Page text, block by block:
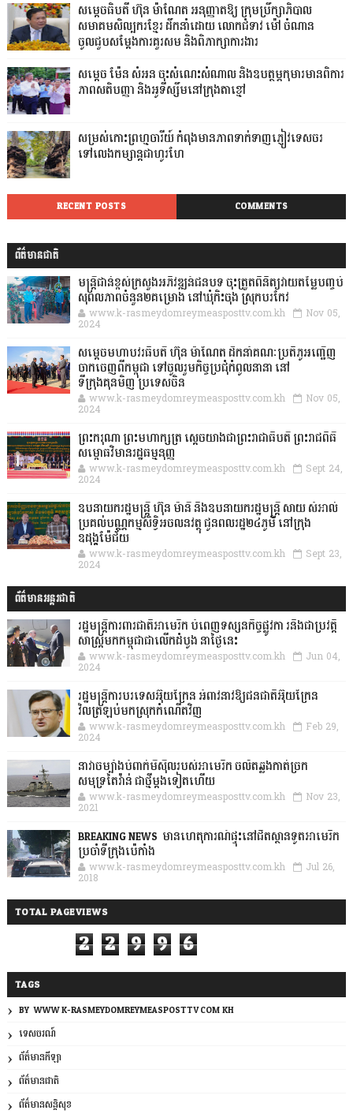
សម្តេចធិបតី ហ៊ុន ម៉ាណែត អនុញ្ញាតឱ្យ ក្រុមប្រឹក្សាភិបាល
សមាគមសិល្បករខ្មែរ ដឹកនាំដោយ លោកជំទាវ ម៉ៅ ចំណាន
ចូលជួបសម្ដែងការគួរសម និងពិភាក្សាការងារ
សម្តេច ម៉ែន សំអន ចុះសំណេះសំណាល និងឧបត្ថម្ភកុមារមានពិការ
ភាពសតិបញ្ញា និងអូទីស្សឹមនៅក្រុងតាខ្មៅ
សម្រស់កោះព្រហ្មចារីយ៍ កំពុងមានភាពទាក់ទាញភ្ញៀវទេសចរ
ទៅលេងកម្សាន្តជាហូរហែ
RECENT POSTS COMMENTS
ព័ត៌មានជាតិ
មន្ត្រីជាន់ខ្ពស់ក្រសួងអភិវឌ្ឍន៍ជនបទ ចុះត្រួតពិនិត្យវាយតម្លៃបញ្ចប់
សុពលភាពចំនួន២គម្រោង នៅឃុំកិះចុង ស្រុកបរកែវ
www.k-rasmeydomreymeasposttv.com.kh Nov 05,
2024
សម្តេចមហាបវរធិបតី ហ៊ុន ម៉ាណែត ដឹកនាំគណៈប្រតិភូអញ្ជើញ
ចាកចេញពីកម្ពុជា ទៅចូលរួមកិច្ចប្រជុំកំពូលនានា នៅ
ទីក្រុងគុនមិញ ប្រទេសចិន
www.k-rasmeydomreymeasposttv.com.kh Nov 05,
2024
ព្រះករុណា ព្រះមហាក្សត្រ ស្តេចយាងជាព្រះរាជាធិបតី ព្រះរាជពិធី
សម្ពោធវិមានរដ្ឋធម្មនុញ្ញ
www.k-rasmeydomreymeasposttv.com.kh Sept 24,
2024
ឧបនាយករដ្ឋមន្ដ្រី ហ៊ុន ម៉ានី និងឧបនាយករដ្ឋមន្ដ្រី សាយ សំអាល់
ប្រគល់បណ្ណកម្មសិទ្ធិអចលនវត្ថុ ជូនពលរដ្ឋ២៤ភូមិ នៅក្រុង
ឧដុង្គម៉ែជ័យ
www.k-rasmeydomreymeasposttv.com.kh Sept 23,
2024
ព័ត៌មានអន្តរជាតិ
រដ្ឋមន្រ្តីការពារជាតិអាមេរិក បំពេញទស្សនកិច្ចផ្លូវកា រនិងជាប្រវត្តិ
សាស្រ្តមកកម្ពុជាជាលើកដំបូង នាថ្ងៃនេះ
www.k-rasmeydomreymeasposttv.com.kh Jun 04,
2024
រដ្ឋមន្ត្រីការបរទេសអ៊ុយក្រែន អំពាវនាវឱ្យជនជាតិអ៊ុយក្រែន
វិលត្រឡប់មកស្រុកកំណើតវិញ
www.k-rasmeydomreymeasposttv.com.kh Feb 29,
2024
នាវាចម្បាំងបំពាក់មីស៊ីលរបស់អាមេរិក ចល័តឆ្លងកាត់ច្រក
សមុទ្រតៃវ៉ាន់ ជាថ្មីម្តងទៀតហើយ
www.k-rasmeydomreymeasposttv.com.kh Nov 23,
2021
BREAKING NEWS: មានហេតុការណ៍ផ្ទុះនៅជិតស្ថានទូតអាមេរិក
ប្រចាំទីក្រុងប៉េកាំង
www.k-rasmeydomreymeasposttv.com.kh Jul 26,
2018
TOTAL PAGEVIEWS
2 2 9 9 6
TAGS
BY: WWW.K-RASMEYDOMREYMEASPOSTTV.COM.KH
ទេសចរណ៍
ព័ត៌មានកីឡា
ព័ត៌មានជាតិ
ព័ត៌មានសន្តិសុខ